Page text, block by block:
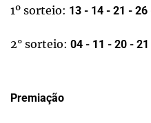
1º sorteio: 13 - 14 - 21 - 26
2° sorteio: 04 - 11 - 20 -
Premiação